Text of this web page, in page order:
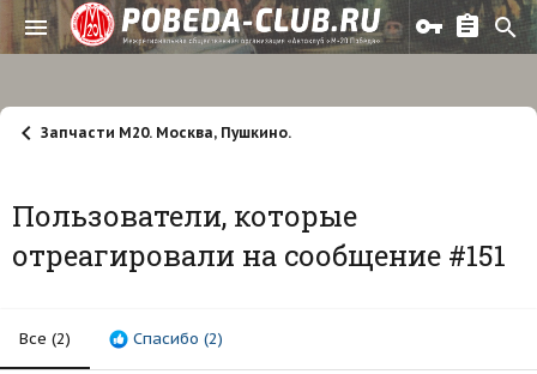
Запчасти М20. Москва, Пушкино.
Пользователи, которые
отреагировали на сообщение #151
Все (2) Спасибо (2)